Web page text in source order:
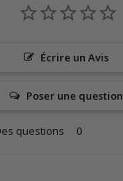
Écrire un Avis
Poser une question
questions